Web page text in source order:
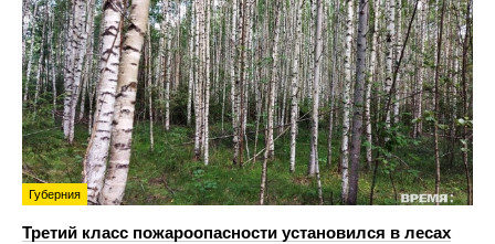
Губерния
Третий класс пожароопасности установился в лесах